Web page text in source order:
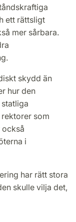
ett rättsligt
mer sårbara.
skydd än
hur den
som
också
i
har rätt stora
skulle vilja det,